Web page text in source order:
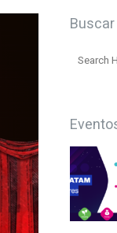
Buscar